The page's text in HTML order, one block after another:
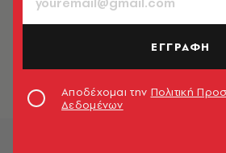
ΑΘΛΗΤΙΣΜΟΣ
Μαργαρίτα
να εκπροσωπώ
Γιώργος Ψύχας
ΕΓΓΡΑΦΗ
Αποδέχομαι την Πολιτική
Δεδομένων